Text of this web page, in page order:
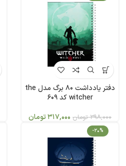
دفتر یادداشت 80 برگ مدل the
witcher کد 609
398,000 تومان 317,000تومان
-20%